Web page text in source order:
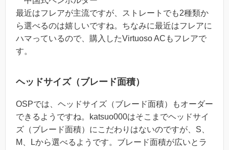
最近はフレアが主流ですが、ストレートでも2種類か
ら選べるのは嬉しいですね。ちなみに最近はフレアに
ハマっているので、購入したVirtuoso ACもフレアで
す。
ヘッドサイズ（ブレード面積）
OSPでは、ヘッドサイズ（ブレード面積）もオーダー
できるようですね。katsuo000はそこまでヘッドサイ
ズ（ブレード面積）にこだわりはないのですが、S、
M、Lから選べるようです。ブレード面積が広いとラ